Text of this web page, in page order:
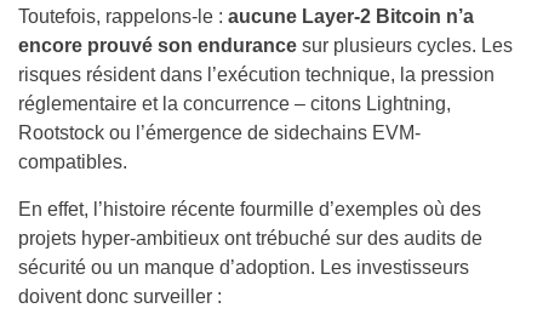
Toutefois, rappelons-le : aucune Layer-2 Bitcoin n’a
encore prouvé son endurance sur plusieurs cycles. Les
risques résident dans l’exécution technique, la pression
réglementaire et la concurrence – citons Lightning,
Rootstock ou l’émergence de sidechains EVM-
compatibles.
En effet, l’histoire récente fourmille d’exemples où des
projets hyper-ambitieux ont trébuché sur des audits de
sécurité ou un manque d’adoption. Les investisseurs
doivent donc surveiller :